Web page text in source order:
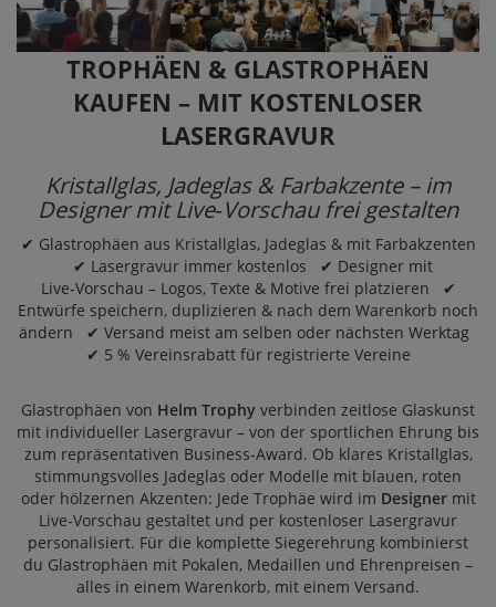
TROPHÄEN & GLASTROPHÄEN
KAUFEN – MIT KOSTENLOSER
LASERGRAVUR
Kristallglas, Jadeglas & Farbakzente – im
Designer mit Live‑Vorschau frei gestalten
✔ Glastrophäen aus Kristallglas, Jadeglas & mit Farbakzenten
✔ Lasergravur immer kostenlos ✔ Designer mit
Live‑Vorschau – Logos, Texte & Motive frei platzieren ✔
Entwürfe speichern, duplizieren & nach dem Warenkorb noch
ändern ✔ Versand meist am selben oder nächsten Werktag
✔ 5 % Vereinsrabatt für registrierte Vereine
Glastrophäen von Helm Trophy verbinden zeitlose Glaskunst
mit individueller Lasergravur – von der sportlichen Ehrung bis
zum repräsentativen Business‑Award. Ob klares Kristallglas,
stimmungsvolles Jadeglas oder Modelle mit blauen, roten
oder hölzernen Akzenten: Jede Trophäe wird im Designermit
Live‑Vorschau gestaltet und per kostenloser Lasergravur
personalisiert. Für die komplette Siegerehrung kombinierst
du Glastrophäen mit Pokalen, Medaillen und Ehrenpreisen –
alles in einem Warenkorb, mit einem Versand.